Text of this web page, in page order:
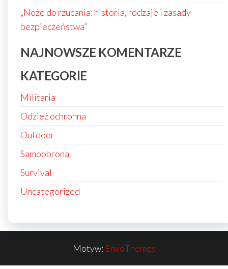
„Noże do rzucania: historia, rodzaje i zasady
bezpieczeństwa”
NAJNOWSZE KOMENTARZE
KATEGORIE
Militaria
Odzież ochronna
Outdoor
Samoobrona
Survival
Uncategorized
Motyw: EnvoThemes